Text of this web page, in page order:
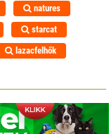
natures
starcat
lazacfelhők